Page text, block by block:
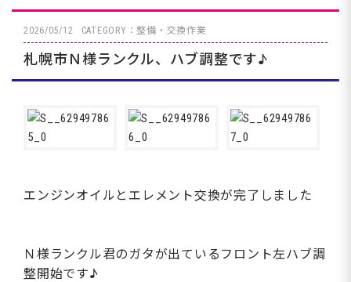
2026/05/12 CATEGORY：整備・交換作業
札幌市Ｎ様ランクル、ハブ調整です♪
エンジンオイルとエレメント交換が完了しました
Ｎ様ランクル君のガタが出ているフロント左ハブ調
整開始です♪